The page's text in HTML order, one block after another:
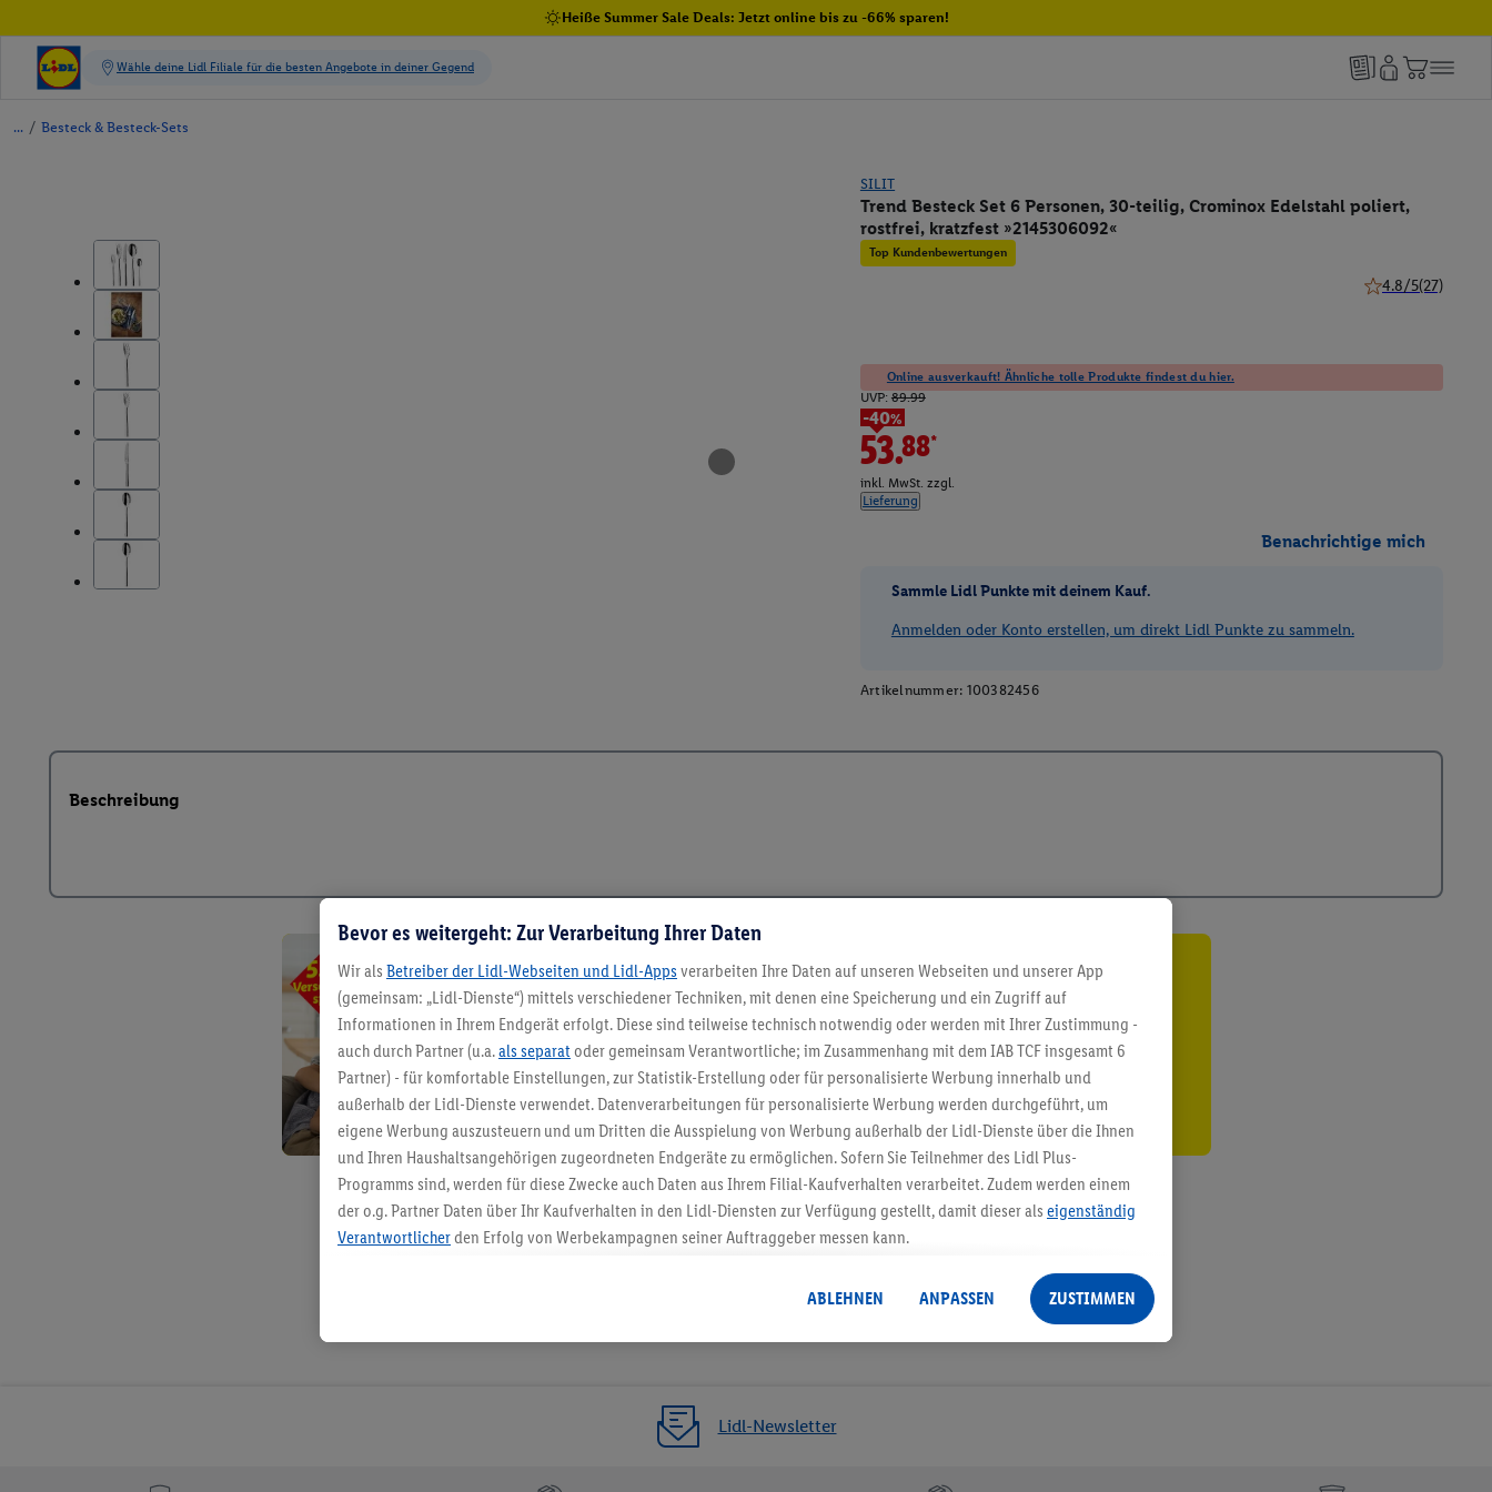
Heiße Summer Sale Deals: Jetzt online bis zu -66% sparen!
/ Besteck & Besteck-Sets
SILIT
Trend Besteck Set 6 Personen, 30-teilig, Crominox Edelstahl poliert,
rostfrei, kratzfest »2145306092«
Top Kundenbewertungen
4.8/5(27)
Online ausverkauft! Ähnliche tolle Produkte findest du hier.
UVP: 89.99
-40%
53.88*
inkl. MwSt. zzgl.
Lieferung
Benachrichtige mich
Sammle Lidl Punkte mit deinem Kauf.
Anmelden oder Konto erstellen, um direkt Lidl Punkte zu sammeln.
Artikelnummer: 100382456
Beschreibung
5.95 € Versand sparen³²ᵃ
Jetzt zum Newsletter anmelden
Gutschein sichern!
Lidl-Newsletter
Bevor es weitergeht: Zur Verarbeitung Ihrer Daten
Wir als Betreiber der Lidl-Webseiten und Lidl-Apps verarbeiten Ihre Daten auf unseren Webseiten und unserer App
(gemeinsam: „Lidl-Dienste“) mittels verschiedener Techniken, mit denen eine Speicherung und ein Zugriff auf
Informationen in Ihrem Endgerät erfolgt. Diese sind teilweise technisch notwendig oder werden mit Ihrer Zustimmung -
auch durch Partner (u.a.als separat oder gemeinsam Verantwortliche; im Zusammenhang mit dem IAB TCF insgesamt 6
Partner) - für komfortable Einstellungen, zur Statistik-Erstellung oder für personalisierte Werbung innerhalb und
außerhalb der Lidl-Dienste verwendet. Datenverarbeitungen für personalisierte Werbung werden durchgeführt, um
eigene Werbung auszusteuern und um Dritten die Ausspielung von Werbung außerhalb der Lidl-Dienste über die Ihnen
und Ihren Haushaltsangehörigen zugeordneten Endgeräte zu ermöglichen. Sofern Sie Teilnehmer des Lidl Plus-
Programms sind, werden für diese Zwecke auch Daten aus Ihrem Filial-Kaufverhalten verarbeitet. Zudem werden einem
der o.g. Partner Daten über Ihr Kaufverhalten in den Lidl-Diensten zur Verfügung gestellt, damit dieser als eigenständig
Verantwortlicherden Erfolg von Werbekampagnen seiner Auftraggeber messen kann.
angereicherten Profilen. Dies umfasst die Zusammenführung von Daten (z.B. über Ihre Nutzung der Lidl-Dienste, Ihr
Kaufverhalten in den Lidl-Diensten, Informationen aus Ihrem Kundenkonto - z.B. Alter oder Geschlecht - sowie Ihre
genauen Standortdaten) auch über verschiedene Endgeräte und Lidl-Dienste hinweg einschließlich dem Speichern von
Erfolgsmessung der Werbung, zur Zielgruppenforschung, zur Entwicklung von Angeboten sowie zur technischen
Sicherung und Optimierung dieser Werbeausspielungen.
ABLEHNEN ANPASSEN ZUSTIMMEN